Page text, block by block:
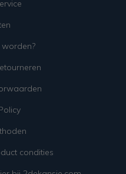
worden?
condities